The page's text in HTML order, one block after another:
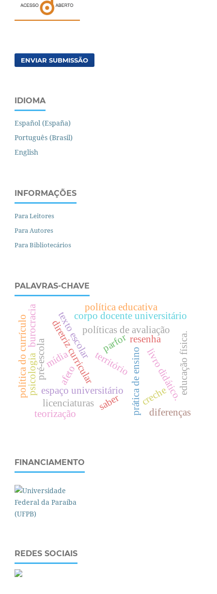
ENVIAR SUBMISSÃO
IDIOMA
Español (España)
Português (Brasil)
English
INFORMAÇÕES
Para Leitores
Para Autores
Para Bibliotecários
PALAVRAS-CHAVE
resenha
território
diretriz curricular prática de ensino
texto escolarpolíticas de avaliação
espaço universitário
saber
corpo docente universitário
política educativa
mídia livro didático.
licenciaturas
parfor
e
d
u
c
a
ç
ã
o
f
í
s
i
c
a
.
pré-escola
creche
psicologia
política do currículo
teorização diferenças
afeto
burocracia
FINANCIAMENTO
REDES SOCIAIS